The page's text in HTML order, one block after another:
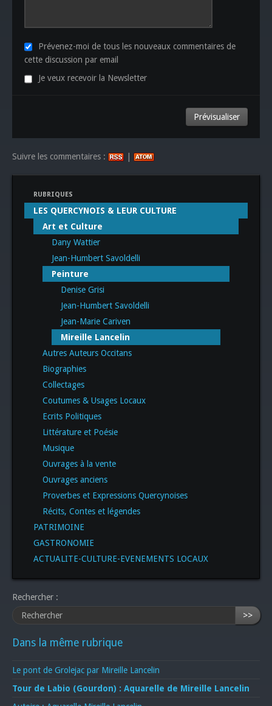
Prévenez-moi de tous les nouveaux commentaires de
cette discussion par email
Je veux recevoir la Newsletter
Suivre les commentaires : |
RUBRIQUES
LES QUERCYNOIS & LEUR CULTURE
Art et Culture
Dany Wattier
Jean-Humbert Savoldelli
Peinture
Denise Grisi
Jean-Humbert Savoldelli
Jean-Marie Cariven
Mireille Lancelin
Autres Auteurs Occitans
Biographies
Collectages
Coutumes & Usages Locaux
Ecrits Politiques
Littérature et Poésie
Musique
Ouvrages à la vente
Ouvrages anciens
Proverbes et Expressions Quercynoises
Récits, Contes et légendes
PATRIMOINE
GASTRONOMIE
ACTUALITE-CULTURE-EVENEMENTS LOCAUX
Rechercher :
>>
Dans la même rubrique
Le pont de Grolejac par Mireille Lancelin
Tour de Labio (Gourdon) : Aquarelle de Mireille Lancelin